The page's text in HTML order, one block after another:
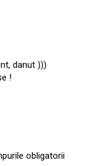
danut )))
!
obligatorii